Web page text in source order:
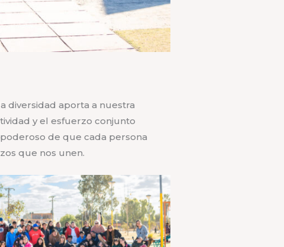
diversidad aporta a nuestra
y el esfuerzo conjunto
de que cada persona
que nos unen.
Sin leyenda